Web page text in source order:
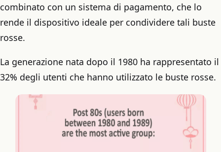
combinato con un sistema di pagamento, che lo
rende il dispositivo ideale per condividere tali buste
rosse.
La generazione nata dopo il 1980 ha rappresentato il
32% degli utenti che hanno utilizzato le buste rosse.